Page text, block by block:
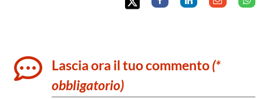
Lascia ora il tuo commento(*
obbligatorio)